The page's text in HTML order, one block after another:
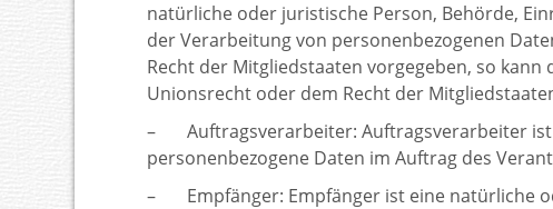
natürliche oder juristische Person, Behörde,
der Verarbeitung von personenbezogenen
Recht der Mitgliedstaaten vorgegeben, so
Unionsrecht oder dem Recht der
– Auftragsverarbeiter: Auftragsverarbeiter ist
personenbezogene Daten im Auftrag des
– Empfänger: Empfänger ist eine natürliche